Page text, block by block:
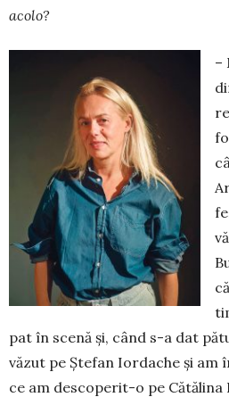
acolo?
–
pat în sce­nă și, când s-a dat
văzut pe Ștefan Iordache și am
ce am des­coperit-o pe Cătălina